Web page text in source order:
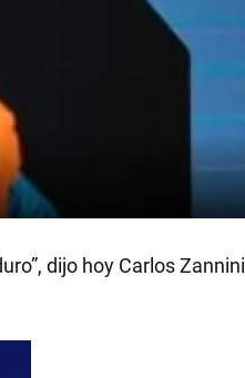
dijo hoy Carlos Zannini